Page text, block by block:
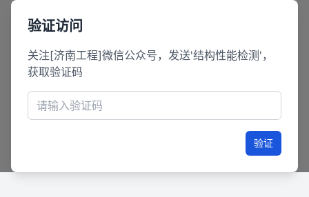
验证访问
关注[济南工程]微信公众号，发送'结构性能检测'，
获取验证码
验证